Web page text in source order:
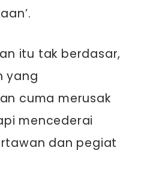
itu tak berdasar,
yang
cuma merusak
mencederai
dan pegiat